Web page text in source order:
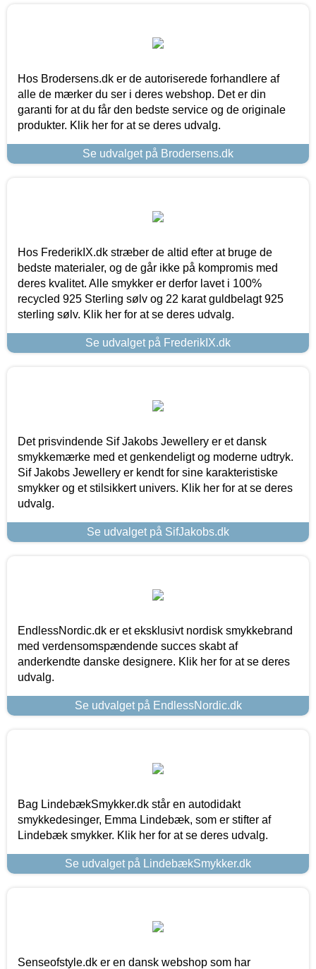
Hos Brodersens.dk er de autoriserede forhandlere af
alle de mærker du ser i deres webshop. Det er din
garanti for at du får den bedste service og de originale
produkter. Klik her for at se deres udvalg.
Se udvalget på Brodersens.dk
Hos FrederikIX.dk stræber de altid efter at bruge de
bedste materialer, og de går ikke på kompromis med
deres kvalitet. Alle smykker er derfor lavet i 100%
recycled 925 Sterling sølv og 22 karat guldbelagt 925
sterling sølv. Klik her for at se deres udvalg.
Se udvalget på FrederikIX.dk
Det prisvindende Sif Jakobs Jewellery er et dansk
smykkemærke med et genkendeligt og moderne udtryk.
Sif Jakobs Jewellery er kendt for sine karakteristiske
smykker og et stilsikkert univers. Klik her for at se deres
udvalg.
Se udvalget på SifJakobs.dk
EndlessNordic.dk er et eksklusivt nordisk smykkebrand
med verdensomspændende succes skabt af
anderkendte danske designere. Klik her for at se deres
udvalg.
Se udvalget på EndlessNordic.dk
Bag LindebækSmykker.dk står en autodidakt
smykkedesinger, Emma Lindebæk, som er stifter af
Lindebæk smykker. Klik her for at se deres udvalg.
Se udvalget på LindebækSmykker.dk
Senseofstyle.dk er en dansk webshop som har